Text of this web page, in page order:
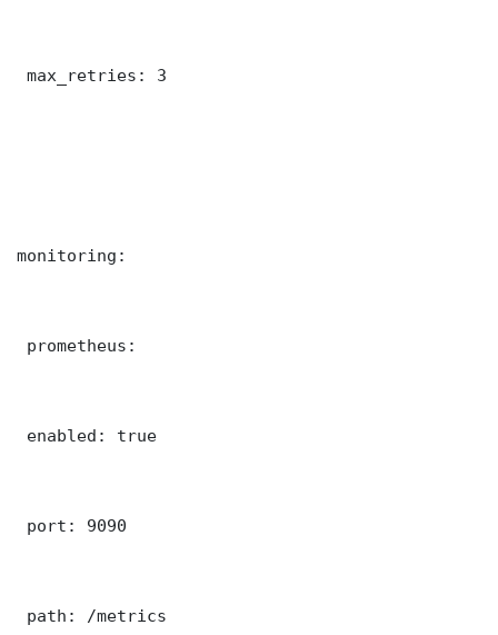
max_retries: 3
monitoring:
prometheus:
enabled: true
port: 9090
path: /metrics